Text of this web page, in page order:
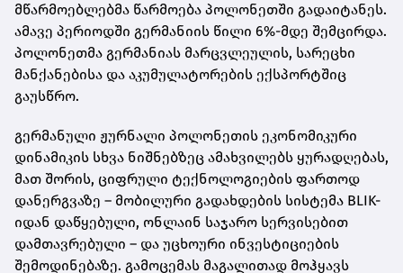
მწარმოებლებმა წარმოება პოლონეთში გადაიტანეს.
ამავე პერიოდში გერმანიის წილი 6%-მდე შემცირდა.
პოლონეთმა გერმანიას მარცვლეულის, სარეცხი
მანქანებისა და აკუმულატორების ექსპორტშიც
გაუსწრო.
გერმანული ჟურნალი პოლონეთის ეკონომიკური
დინამიკის სხვა ნიშნებზეც ამახვილებს ყურადღებას,
მათ შორის, ციფრული ტექნოლოგიების ფართოდ
დანერგვაზე – მობილური გადახდების სისტემა BLIK-
იდან დაწყებული, ონლაინ საჯარო სერვისებით
დამთავრებული – და უცხოური ინვესტიციების
შემოდინებაზე. გამოცემას მაგალითად მოჰყავს